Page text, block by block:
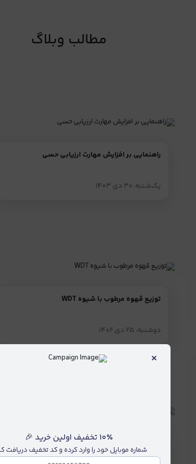
مطالب وبلاگ
راهنمایی بر افزایش مهارت ارزیابی حسی
یک‌شنبه، ۳۰ دی ۱۴۰۳
توزیع قهوه مرطوب با شیوه WDT
دوشنبه، ۲۵ دی ۱۴۰۲
×
۱۰٪ تخفیف اولین خرید 🎉
شماره موبایل خود را وارد کرده و کد تخفیف دریافت